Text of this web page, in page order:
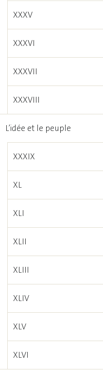
XXXV
XXXVI
XXXVII
XXXVIII
L’idée et le peuple
XXXIX
XL
XLI
XLII
XLIII
XLIV
XLV
XLVI